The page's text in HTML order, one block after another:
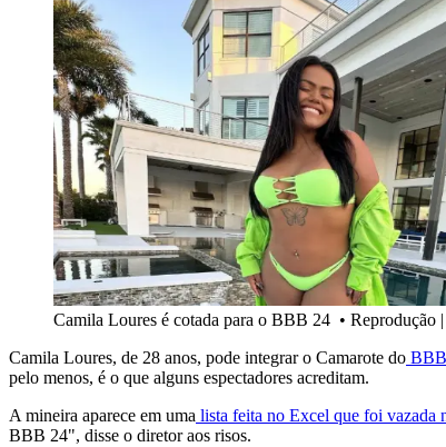
Camila Loures é cotada para o BBB 24 • Reprodução
Camila Loures, de 28 anos, pode integrar o Camarote do
pelo menos, é o que alguns espectadores acreditam.
A mineira aparece em uma lista feita no Excel que foi vazada
BBB 24", disse o diretor aos risos.